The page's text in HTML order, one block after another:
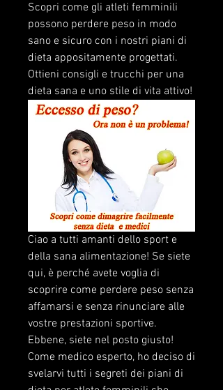
Scopri come gli atleti femminili
possono perdere peso in modo
sano e sicuro con i nostri piani di
dieta appositamente progettati.
Ottieni consigli e trucchi per una
dieta sana e uno stile di vita attivo!
Ciao a tutti amanti dello sport e
della sana alimentazione! Se siete
qui, è perché avete voglia di
scoprire come perdere peso senza
affamarsi e senza rinunciare alle
vostre prestazioni sportive.
Ebbene, siete nel posto giusto!
Come medico esperto, ho deciso di
svelarvi tutti i segreti dei piani di